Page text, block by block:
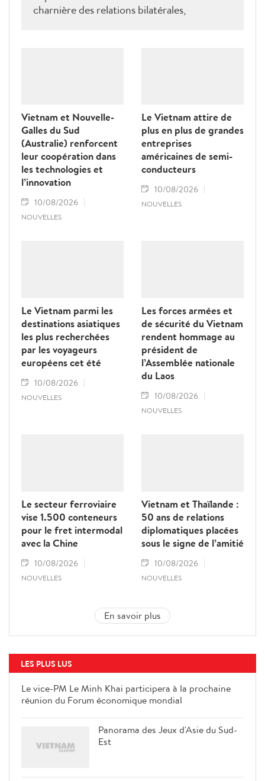
charnière des relations bilatérales,
Vietnam et Nouvelle-
Galles du Sud
(Australie) renforcent
leur coopération dans
les technologies et
l’innovation
10/08/2026
NOUVELLES
Le Vietnam attire de
plus en plus de grandes
entreprises
américaines de semi-
conducteurs
10/08/2026
NOUVELLES
Le Vietnam parmi les
destinations asiatiques
les plus recherchées
par les voyageurs
européens cet été
10/08/2026
NOUVELLES
Les forces armées et
de sécurité du Vietnam
rendent hommage au
président de
l’Assemblée nationale
du Laos
10/08/2026
NOUVELLES
Le secteur ferroviaire
vise 1.500 conteneurs
pour le fret intermodal
avec la Chine
10/08/2026
NOUVELLES
Vietnam et Thaïlande :
50 ans de relations
diplomatiques placées
sous le signe de l’amitié
10/08/2026
NOUVELLES
En savoir plus
LES PLUS LUS
Le vice-PM Le Minh Khai participera à la prochaine
réunion du Forum économique mondial
Panorama des Jeux d'Asie du Sud-
Est